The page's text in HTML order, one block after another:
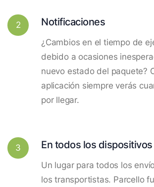
2 Notificaciones
¿Cambios en el tiempo de
debido a ocasiones
nuevo estado del paquete?
aplicación siempre verás
por llegar.
3 En todos los dispositivos
Un lugar para todos los
los transportistas. Parcello